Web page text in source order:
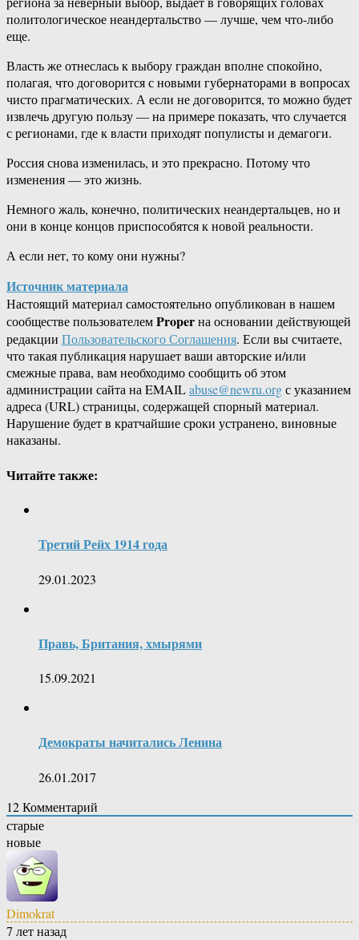
политологическое неандертальство — лучше, чем что-либо
еще.
Власть же отнеслась к выбору граждан вполне спокойно,
полагая, что договорится с новыми губернаторами в вопросах
чисто прагматических. А если не договорится, то можно будет
извлечь другую пользу — на примере показать, что случается
с регионами, где к власти приходят популисты и демагоги.
Россия снова изменилась, и это прекрасно. Потому что
изменения — это жизнь.
Немного жаль, конечно, политических неандертальцев, но и
они в конце концов приспособятся к новой реальности.
А если нет, то кому они нужны?
Источник материала
Настоящий материал самостоятельно опубликован в нашем
сообществе пользователемProperна основании действующей
редакции Пользовательского Соглашения. Если вы считаете,
что такая публикация нарушает ваши авторские и/или
смежные права, вам необходимо сообщить об этом
администрации сайта на EMAILabuse@newru.orgс указанием
адреса (URL) страницы, содержащей спорный материал.
Нарушение будет в кратчайшие сроки устранено, виновные
наказаны.
Читайте также:
Третий Рейх 1914 года
29.01.2023
Правь, Британия, хмырями
15.09.2021
Демократы начитались Ленина
26.01.2017
12Комментарий
старые
новые
Dimokrat
7 лет назад